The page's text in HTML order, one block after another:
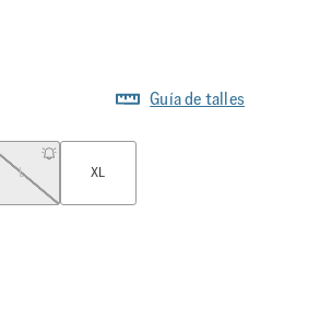
Guía de talles
L XL